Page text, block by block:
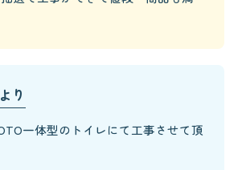
り
一体型のトイレにて工事させて頂